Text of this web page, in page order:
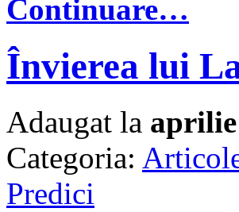
Continuare…
Învierea lui
Adaugat la aprilie
Categoria:
Predici